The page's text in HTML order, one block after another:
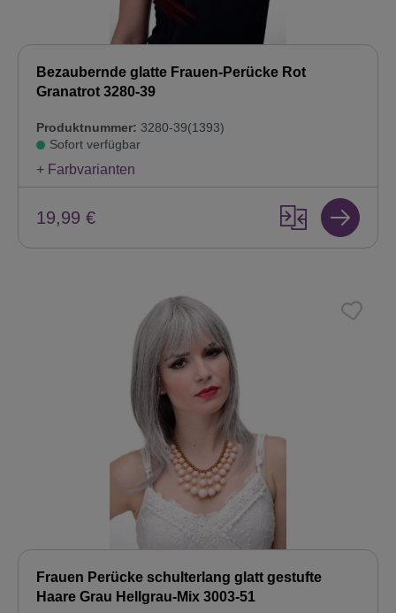
Bezaubernde glatte Frauen-Perücke Rot
Granatrot 3280-39
Produktnummer: 3280-39(1393)
Sofort verfügbar
+ Farbvarianten
19,99 €
Frauen Perücke schulterlang glatt gestufte
Haare Grau Hellgrau-Mix 3003-51